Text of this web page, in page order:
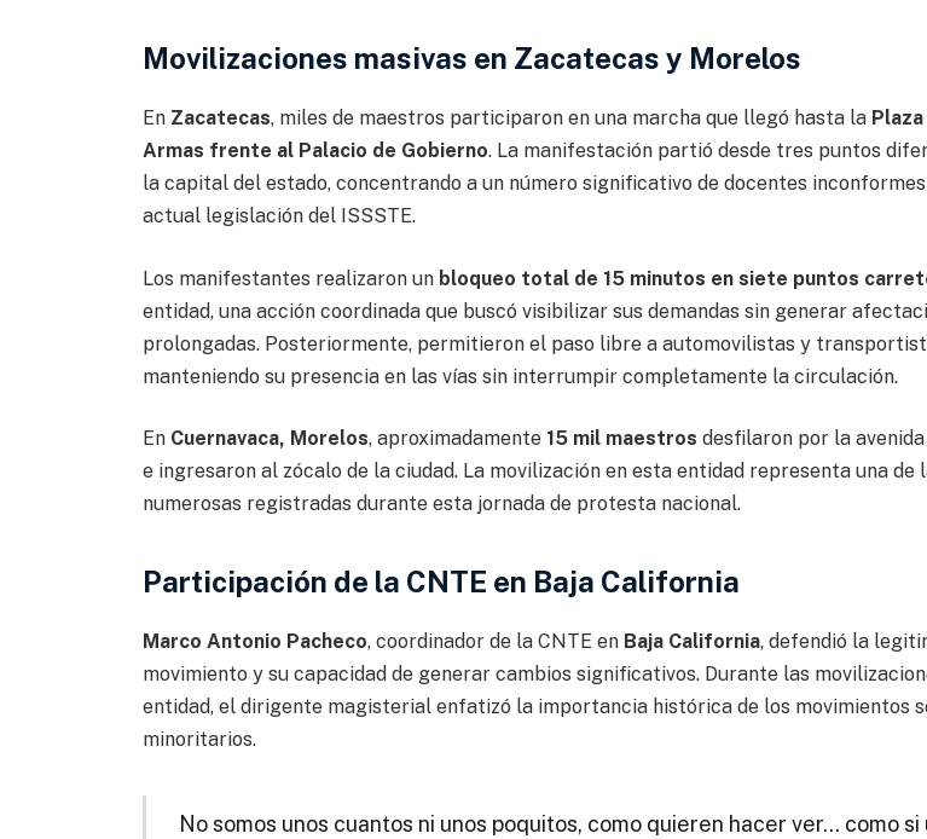
Movilizaciones masivas en Zacatecas y Morelos
En Zacatecas, miles de maestros participaron en una marcha que llegó hasta la
Armas frente al Palacio de Gobierno. La manifestación partió desde tres puntos
la capital del estado, concentrando a un número significativo de docentes
actual legislación del ISSSTE.
Los manifestantes realizaron un bloqueo total de 15 minutos en siete puntos
entidad, una acción coordinada que buscó visibilizar sus demandas sin generar
prolongadas. Posteriormente, permitieron el paso libre a automovilistas y
manteniendo su presencia en las vías sin interrumpir completamente la circulación.
En Cuernavaca, Morelos, aproximadamente 15 mil maestros desfilaron por la
e ingresaron al zócalo de la ciudad. La movilización en esta entidad representa una de
numerosas registradas durante esta jornada de protesta nacional.
Participación de la CNTE en Baja California
Marco Antonio Pacheco, coordinador de la CNTE en Baja California, defendió la
movimiento y su capacidad de generar cambios significativos. Durante las
entidad, el dirigente magisterial enfatizó la importancia histórica de los movimientos
minoritarios.
No somos unos cuantos ni unos poquitos, como quieren hacer ver… como si